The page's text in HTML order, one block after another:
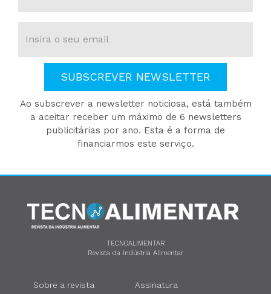
SUBSCREVER NEWSLETTER
Ao subscrever a newsletter noticiosa, está também
a aceitar receber um máximo de 6 newsletters
publicitárias por ano. Esta é a forma de
financiarmos este serviço.
TECNOALIMENTAR
Revista da Indústria Alimentar
Sobre a revista
Assinatura